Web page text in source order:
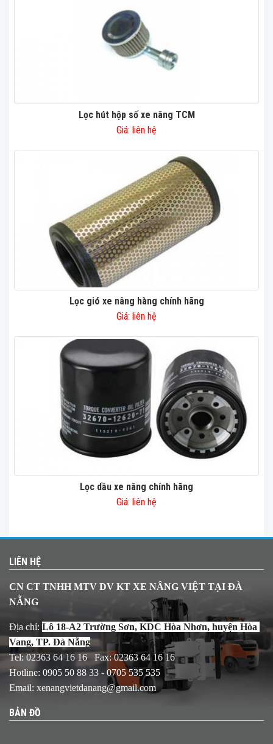
Lọc hút hộp số xe nâng TCM
Giá: liên hệ
Lọc gió xe nâng hàng chính hãng
Giá: liên hệ
Lọc dầu xe nâng chính hãng
Giá: liên hệ
LIÊN HỆ
CN CT TNHH MTV DV KT XE NÂNG VIỆT TẠI ĐÀ
NẴNG
Địa chỉ: Lô 18-A2 Trường Sơn, KDC Hòa Nhơn, huyện Hòa
Vang, TP. Đà Nẵng
Tel: 02363 64 16 16 Fax: 02363 64 16 16
Hotline: 0905 50 88 33 - 0705 535 535
Email: xenangvietdanang@gmail.com
BẢN ĐỒ